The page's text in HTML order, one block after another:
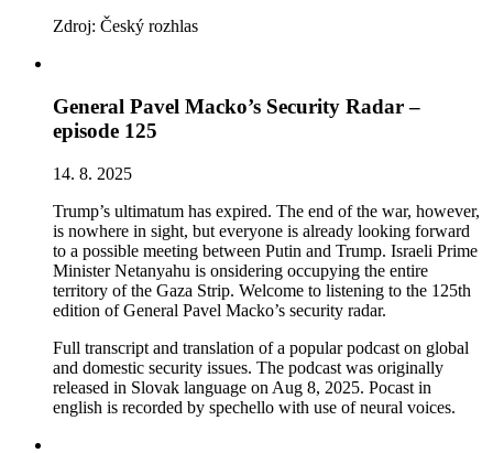
Zdroj: Český rozhlas
General Pavel Macko’s Security Radar –
episode 125
14. 8. 2025
Trump’s ultimatum has expired. The end of the war, however,
is nowhere in sight, but everyone is already looking forward
to a possible meeting between Putin and Trump. Israeli Prime
Minister Netanyahu is onsidering occupying the entire
territory of the Gaza Strip. Welcome to listening to the 125th
edition of General Pavel Macko’s security radar.
Full transcript and translation of a popular podcast on global
and domestic security issues. The podcast was originally
released in Slovak language on Aug 8, 2025. Pocast in
english is recorded by spechello with use of neural voices.